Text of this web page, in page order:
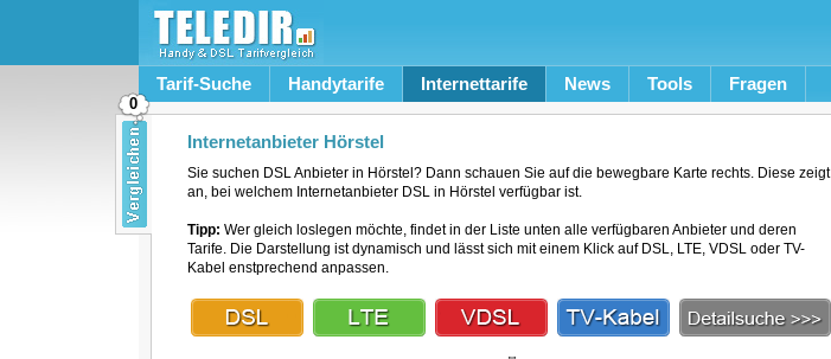
Tarif-Suche Handytarife Internettarife News Tools Fragen
Internetanbieter Hörstel
Sie suchen DSL Anbieter in Hörstel? Dann schauen Sie auf die bewegbare Karte rechts. Diese zeigt
an, bei welchem Internetanbieter DSL in Hörstel verfügbar ist.
Tipp: Wer gleich loslegen möchte, findet in der Liste unten alle verfügbaren Anbieter und deren
Tarife. Die Darstellung ist dynamisch und lässt sich mit einem Klick auf DSL, LTE, VDSL oder TV-
Kabel enstprechend anpassen.
0